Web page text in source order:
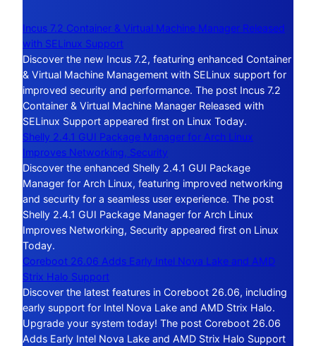
Incus 7.2 Container & Virtual Machine Manager Released
with SELinux Support
Discover the new Incus 7.2, featuring enhanced Container
& Virtual Machine Management with SELinux support for
improved security and performance. The post Incus 7.2
Container & Virtual Machine Manager Released with
SELinux Support appeared first on Linux Today.
Shelly 2.4.1 GUI Package Manager for Arch Linux
Improves Networking, Security
Discover the enhanced Shelly 2.4.1 GUI Package
Manager for Arch Linux, featuring improved networking
and security for a seamless user experience. The post
Shelly 2.4.1 GUI Package Manager for Arch Linux
Improves Networking, Security appeared first on Linux
Today.
Coreboot 26.06 Adds Early Intel Nova Lake and AMD
Strix Halo Support
Discover the latest features in Coreboot 26.06, including
early support for Intel Nova Lake and AMD Strix Halo.
Upgrade your system today! The post Coreboot 26.06
Adds Early Intel Nova Lake and AMD Strix Halo Support